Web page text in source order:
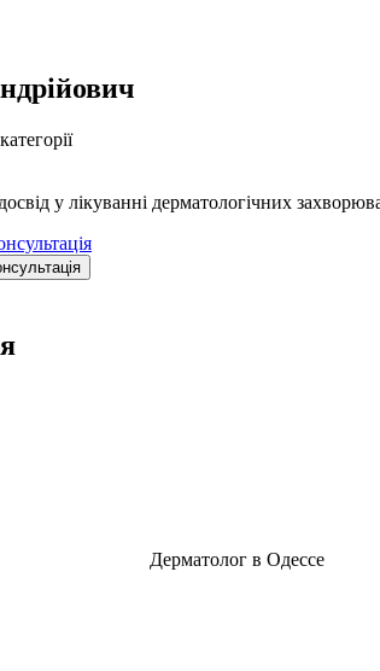
у лікуванні дерматологічних
Дерматолог в Одессе